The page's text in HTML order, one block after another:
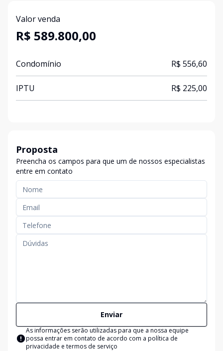
Valor venda
R$ 589.800,00
Condomínio R$ 556,60
IPTU R$ 225,00
Proposta
Preencha os campos para que um de nossos especialistas
entre em contato
Enviar
As informações serão utilizadas para que a nossa equipe
possa entrar em contato de acordo com a política de
privacidade e termos de serviço